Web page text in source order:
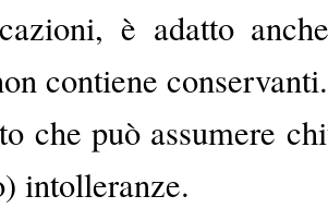
è adatto
contiene conservanti.
che può assumere
intolleranze.